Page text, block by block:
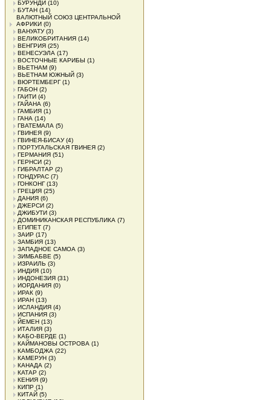
БУРУНДИ (10)
БУТАН (14)
ВАЛЮТНЫЙ СОЮЗ ЦЕНТРАЛЬНОЙ
АФРИКИ (0)
ВАНУАТУ(3)
ВЕЛИКОБРИТАНИЯ (14)
ВЕНГРИЯ (25)
ВЕНЕСУЭЛА (17)
ВОСТОЧНЫЕ КАРИБЫ (1)
ВЬЕТНАМ (9)
ВЬЕТНАМ ЮЖНЫЙ (3)
ВЮРТЕМБЕРГ(1)
ГАБОН (2)
ГАИТИ (4)
ГАЙАНА (6)
ГАМБИЯ (1)
ГАНА (14)
ГВАТЕМАЛА (5)
ГВИНЕЯ (9)
ГВИНЕЯ-БИСАУ(4)
ПОРТУГАЛЬСКАЯ ГВИНЕЯ (2)
ГЕРМАНИЯ (51)
ГЕРНСИ (2)
ГИБРАЛТАР (2)
ГОНДУРАС (7)
ГОНКОНГ(13)
ГРЕЦИЯ (25)
ДАНИЯ (6)
ДЖЕРСИ (2)
ДЖИБУТИ (3)
ДОМИНИКАНСКАЯ РЕСПУБЛИКА (7)
ЕГИПЕТ (7)
ЗАИР (17)
ЗАМБИЯ (13)
ЗАПАДНОЕ САМОА (3)
ЗИМБАБВЕ (5)
ИЗРАИЛЬ (3)
ИНДИЯ (10)
ИНДОНЕЗИЯ (31)
ИОРДАНИЯ (0)
ИРАК (9)
ИРАН (13)
ИСЛАНДИЯ (4)
ИСПАНИЯ (3)
ЙЕМЕН (13)
ИТАЛИЯ (3)
КАБО-ВЕРДЕ (1)
КАЙМАНОВЫ ОСТРОВА (1)
КАМБОДЖА (22)
КАМЕРУН (3)
КАНАДА (2)
КАТАР (2)
КЕНИЯ (9)
КИПР (1)
КИТАЙ (5)